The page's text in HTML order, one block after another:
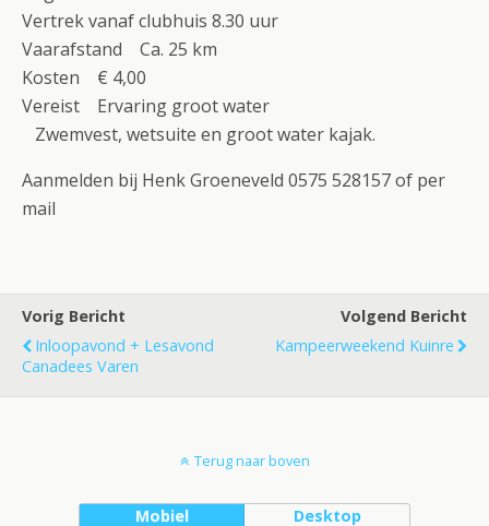
Vertrek vanaf clubhuis 8.30 uur
Vaarafstand Ca. 25 km
Kosten € 4,00
Vereist Ervaring groot water
Zwemvest, wetsuite en groot water kajak.
Aanmelden bij Henk Groeneveld 0575 528157 of per
mail
Vorig Bericht
Inloopavond + Lesavond
Canadees Varen
Volgend Bericht
Kampeerweekend Kuinre
Terug naar boven
Mobiel Desktop